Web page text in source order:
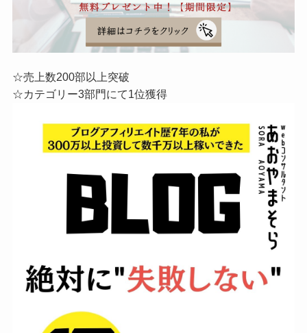
☆売上数200部以上突破
☆カテゴリー3部門にて1位獲得